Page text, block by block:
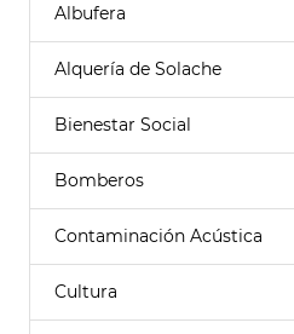
Albufera
Alquería de Solache
Bienestar Social
Bomberos
Contaminación Acústica
Cultura